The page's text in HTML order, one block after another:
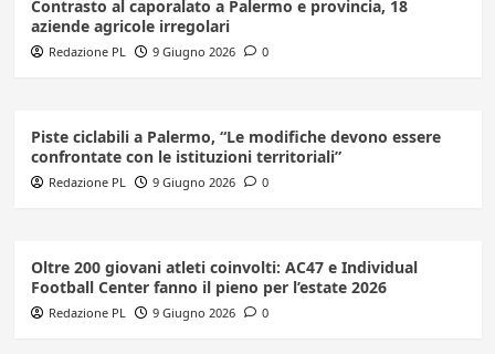
Contrasto al caporalato a Palermo e provincia, 18
aziende agricole irregolari
Redazione PL 9 Giugno 2026 0
Piste ciclabili a Palermo, “Le modifiche devono essere
confrontate con le istituzioni territoriali”
Redazione PL 9 Giugno 2026 0
Oltre 200 giovani atleti coinvolti: AC47 e Individual
Football Center fanno il pieno per l’estate 2026
Redazione PL 9 Giugno 2026 0